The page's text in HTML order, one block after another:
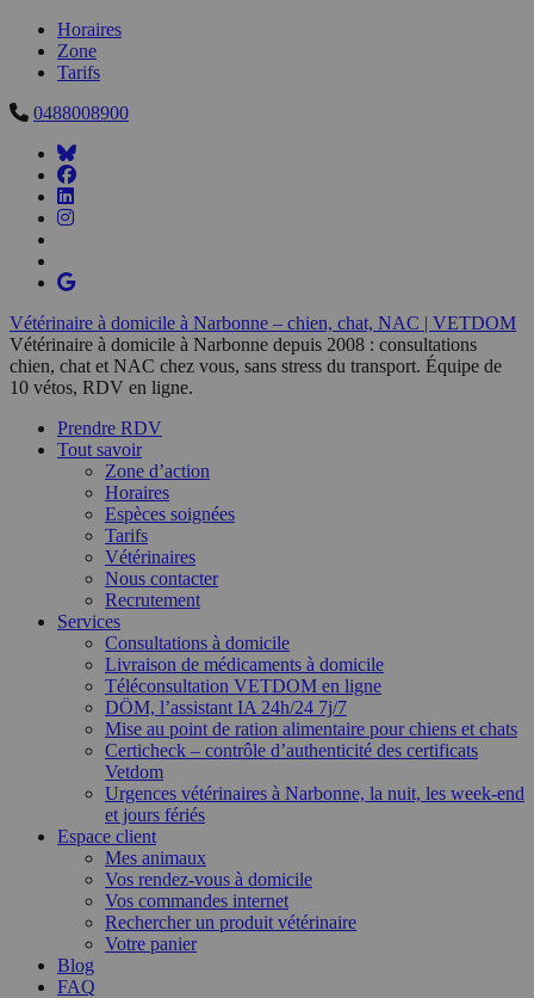
Horaires
Zone
Tarifs
0488008900
Vétérinaire à domicile à Narbonne – chien, chat, NAC | VETDOM
Vétérinaire à domicile à Narbonne depuis 2008 : consultations
chien, chat et NAC chez vous, sans stress du transport. Équipe de
10 vétos, RDV en ligne.
Prendre RDV
Tout savoir
Zone d’action
Horaires
Espèces soignées
Tarifs
Vétérinaires
Nous contacter
Recrutement
Services
Consultations à domicile
Livraison de médicaments à domicile
Téléconsultation VETDOM en ligne
DÖM, l’assistant IA 24h/24 7j/7
Mise au point de ration alimentaire pour chiens et chats
Certicheck – contrôle d’authenticité des certificats
Vetdom
Urgences vétérinaires à Narbonne, la nuit, les week-end
et jours fériés
Espace client
Mes animaux
Vos rendez-vous à domicile
Vos commandes internet
Rechercher un produit vétérinaire
Votre panier
Blog
FAQ